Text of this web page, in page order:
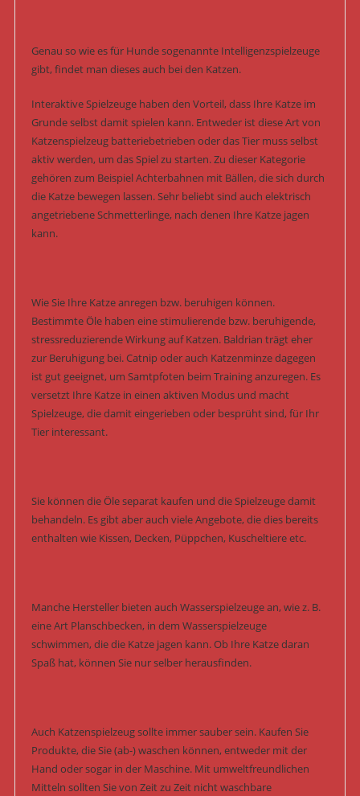
Genau so wie es für Hunde sogenannte Intelligenzspielzeuge
gibt, findet man dieses auch bei den Katzen.
Interaktive Spielzeuge haben den Vorteil, dass Ihre Katze im
Grunde selbst damit spielen kann. Entweder ist diese Art von
Katzenspielzeug batteriebetrieben oder das Tier muss selbst
aktiv werden, um das Spiel zu starten. Zu dieser Kategorie
gehören zum Beispiel Achterbahnen mit Bällen, die sich durch
die Katze bewegen lassen. Sehr beliebt sind auch elektrisch
angetriebene Schmetterlinge, nach denen Ihre Katze jagen
kann.
Wie Sie Ihre Katze anregen bzw. beruhigen können.
Bestimmte Öle haben eine stimulierende bzw. beruhigende,
stressreduzierende Wirkung auf Katzen. Baldrian trägt eher
zur Beruhigung bei. Catnip oder auch Katzenminze dagegen
ist gut geeignet, um Samtpfoten beim Training anzuregen. Es
versetzt Ihre Katze in einen aktiven Modus und macht
Spielzeuge, die damit eingerieben oder besprüht sind, für Ihr
Tier interessant.
Sie können die Öle separat kaufen und die Spielzeuge damit
behandeln. Es gibt aber auch viele Angebote, die dies bereits
enthalten wie Kissen, Decken, Püppchen, Kuscheltiere etc.
Manche Hersteller bieten auch Wasserspielzeuge an, wie z. B.
eine Art Planschbecken, in dem Wasserspielzeuge
schwimmen, die die Katze jagen kann. Ob Ihre Katze daran
Spaß hat, können Sie nur selber herausfinden.
Auch Katzenspielzeug sollte immer sauber sein. Kaufen Sie
Produkte, die Sie (ab-) waschen können, entweder mit der
Hand oder sogar in der Maschine. Mit umweltfreundlichen
Mitteln sollten Sie von Zeit zu Zeit nicht waschbare